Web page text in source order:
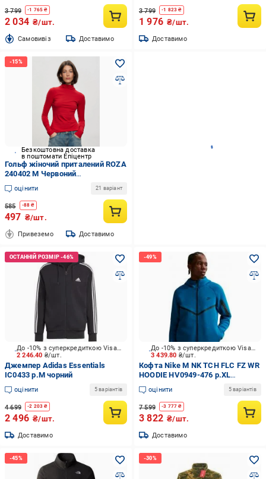
3 799 -1 765 ₴
2 034 ₴/шт.
Cамовивіз Доставимо
3 799 -1 823 ₴
1 976 ₴/шт.
Доставимо
Безкоштовна доставка
в поштомати Епіцентр
Гольф жіночий приталений ROZA
240402 M Червоний
(4824005745720)
оцінити 21 варіант
585 -88 ₴
497 ₴/шт.
Привеземо Доставимо
2 246.40 ₴/шт.
До -10% з суперкредиткою Visa Вигода
Джемпер Adidas Essentials
IC0433 р.M чорний
оцінити 5 варіантів
4 699 -2 203 ₴
2 496 ₴/шт.
Доставимо
3 439.80 ₴/шт.
До -10% з суперкредиткою Visa Вигода
Кофта Nike M NK TCH FLC FZ WR
HOODIE HV0949-476 р.XL
блакитний
оцінити 5 варіантів
7 599 -3 777 ₴
3 822 ₴/шт.
Доставимо